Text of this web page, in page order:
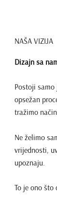
NAŠA VIZIJA
Dizajn sa
Postoji
opsežan
tražimo
Ne želimo
vrijednosti,
upoznaju.
To je ono